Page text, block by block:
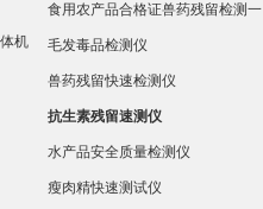
食用农产品合格证兽药残留检测一
体机 毛发毒品检测仪
兽药残留快速检测仪
抗生素残留速测仪
水产品安全质量检测仪
瘦肉精快速测试仪